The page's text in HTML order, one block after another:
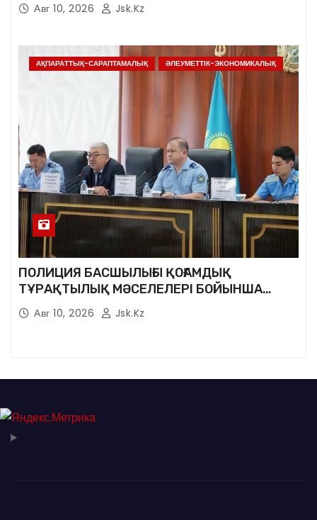
Авг 10, 2026 Jsk.kz
АҚПАРАТТЫҚ-САРАПТАМАЛЫҚ ӘЛЕУМЕТТІК-ЭКОНОМИКАЛЫҚ
ПОЛИЦИЯ БАСШЫЛЫҒЫ ҚОҒАМДЫҚ
ТҰРАҚТЫЛЫҚ МӘСЕЛЕЛЕРІ БОЙЫНША
ТҰРҒЫНДАРМЕН КЕЗДЕСТІ
Авг 10, 2026 Jsk.kz